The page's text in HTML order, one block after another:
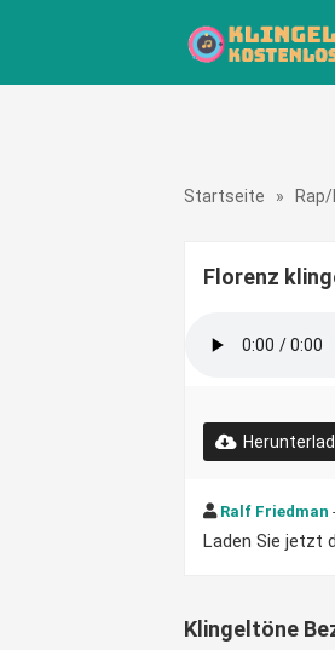
Startseite » Rap/
Florenz
Ralf Friedman
Laden Sie jetzt
Klingeltöne